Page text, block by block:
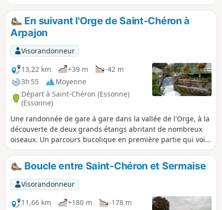
En suivant l'Orge de Saint-Chéron à
Arpajon
Visorandonneur
13,22 km
+39 m
-42 m
3h 55
Moyenne
Départ à Saint-Chéron (Essonne)
(Essonne)
Une randonnée de gare à gare dans la vallée de l'Orge, à la
découverte de deux grands étangs abritant de nombreux
oiseaux. Un parcours bucolique en première partie qui voit
ensuite la part des parcours urbains s'accroître. Du
patrimoine en cours de route : un ancien moulin bien
restauré, quelques églises, un petit menhir, un lavoir...
Boucle entre Saint-Chéron et Sermaise
Visorandonneur
11,66 km
+180 m
-178 m